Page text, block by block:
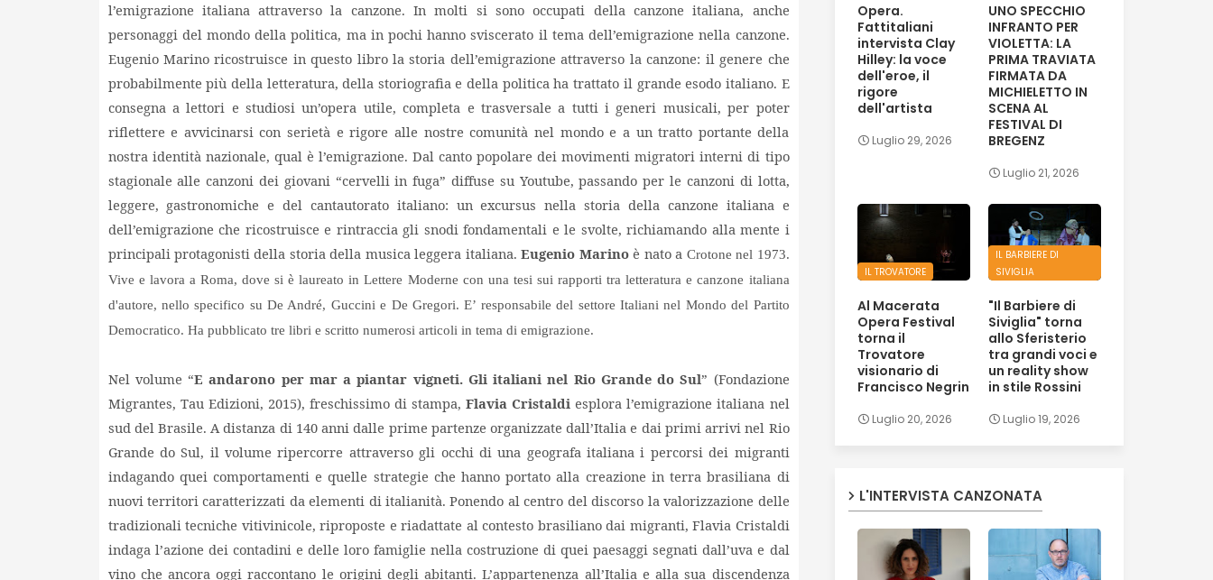
l’emigrazione italiana attraverso la canzone. In molti si sono occupati della canzone italiana, anche
personaggi del mondo della politica, ma in pochi hanno sviscerato il tema dell’emigrazione nella canzone.
Eugenio Marino ricostruisce in questo libro la storia dell’emigrazione attraverso la canzone: il genere che
probabilmente più della letteratura, della storiografia e della politica ha trattato il grande esodo italiano. E
consegna a lettori e studiosi un’opera utile, completa e trasversale a tutti i generi musicali, per poter
riflettere e avvicinarsi con serietà e rigore alle nostre comunità nel mondo e a un tratto portante della
nostra identità nazionale, qual è l’emigrazione. Dal canto popolare dei movimenti migratori interni di tipo
stagionale alle canzoni dei giovani “cervelli in fuga” diffuse su Youtube, passando per le canzoni di lotta,
leggere, gastronomiche e del cantautorato italiano: un excursus nella storia della canzone italiana e
dell’emigrazione che ricostruisce e rintraccia gli snodi fondamentali e le svolte, richiamando alla mente i
principali protagonisti della storia della musica leggera italiana.Eugenio Marinoè nato a Crotone nel 1973.
Vive e lavora a Roma, dove si è laureato in Lettere Moderne con una tesi sui rapporti tra letteratura e canzone italiana
d'autore, nello specifico su De André, Guccini e De Gregori. E’ responsabile del settore Italiani nel Mondo del Partito
Democratico. Ha pubblicato tre libri e scritto numerosi articoli in tema di emigrazione.
Nel volume “E andarono per mar a piantar vigneti. Gli italiani nel Rio Grande do Sul” (Fondazione
Migrantes, Tau Edizioni, 2015), freschissimo di stampa,Flavia Cristaldi esplora l’emigrazione italiana nel
sud del Brasile. A distanza di 140 anni dalle prime partenze organizzate dall’Italia e dai primi arrivi nel Rio
Grande do Sul, il volume ripercorre attraverso gli occhi di una geografa italiana i percorsi dei migranti
indagando quei comportamenti e quelle strategie che hanno portato alla creazione in terra brasiliana di
nuovi territori caratterizzati da elementi di italianità. Ponendo al centro del discorso la valorizzazione delle
tradizionali tecniche vitivinicole, riproposte e riadattate al contesto brasiliano dai migranti, Flavia Cristaldi
indaga l’azione dei contadini e delle loro famiglie nella costruzione di quei paesaggi segnati dall’uva e dal
vino che ancora oggi raccontano le origini degli abitanti. L’appartenenza all’Italia e alla sua discendenza
Opera.
Fattitaliani
intervista Clay
Hilley: la voce
dell'eroe, il
rigore
dell'artista
Luglio 29, 2026
UNO SPECCHIO
INFRANTO PER
VIOLETTA: LA
PRIMA TRAVIATA
FIRMATA DA
MICHIELETTO IN
SCENA AL
FESTIVAL DI
BREGENZ
Luglio 21, 2026
IL TROVATORE
Al Macerata
Opera Festival
torna il
Trovatore
visionario di
Francisco Negrin
Luglio 20, 2026
IL BARBIERE DI
SIVIGLIA
"Il Barbiere di
Siviglia" torna
allo Sferisterio
tra grandi voci e
un reality show
in stile Rossini
Luglio 19, 2026
L'INTERVISTA CANZONATA